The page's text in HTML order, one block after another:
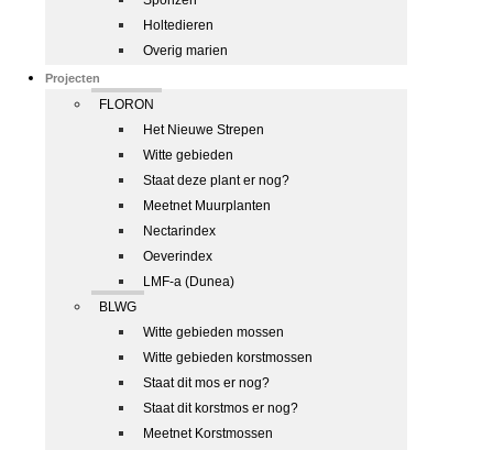
Holtedieren
Overig marien
Projecten
FLORON
Het Nieuwe Strepen
Witte gebieden
Staat deze plant er nog?
Meetnet Muurplanten
Nectarindex
Oeverindex
LMF-a (Dunea)
BLWG
Witte gebieden mossen
Witte gebieden korstmossen
Staat dit mos er nog?
Staat dit korstmos er nog?
Meetnet Korstmossen